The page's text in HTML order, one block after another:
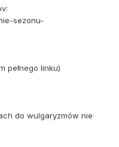
sezonu-
pełnego linku)
do wulgaryzmów nie